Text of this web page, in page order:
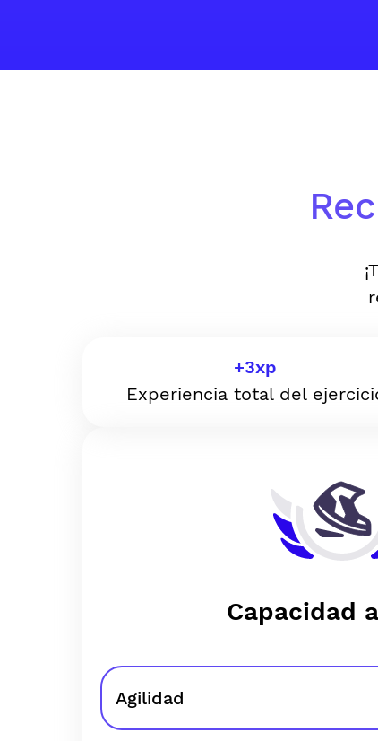
+3xp
Experiencia total del
Capacidad
Agilidad